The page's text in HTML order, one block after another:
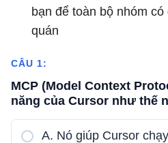
bạn để toàn bộ nhóm
quán
CÂU 1:
MCP (Model Context
năng của Cursor như thế
A. Nó giúp Cursor